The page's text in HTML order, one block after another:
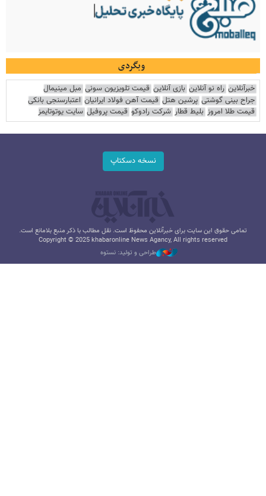
وبگردی
خبرآنلاین راه نو آنلاین بازی آنلاین قیمت تلویزیون سونی مبل مینیمال
جراح بینی گوشتی پرشین هتل قیمت آهن فولاد ایرانیان اعتبارسنجی بانکی
قیمت طلا امروز بلیط قطار شرکت رادوکو قیمت پروفیل سایت یوتوتایمز
نسخه دسکتاپ
تمامی حقوق این سایت برای خبرآنلاین محفوظ است. نقل مطالب با ذکر منبع بلامانع است.
Copyright © 2025 khabaronline News Agancy, All rights reserved
طراحی و تولید: نستوه